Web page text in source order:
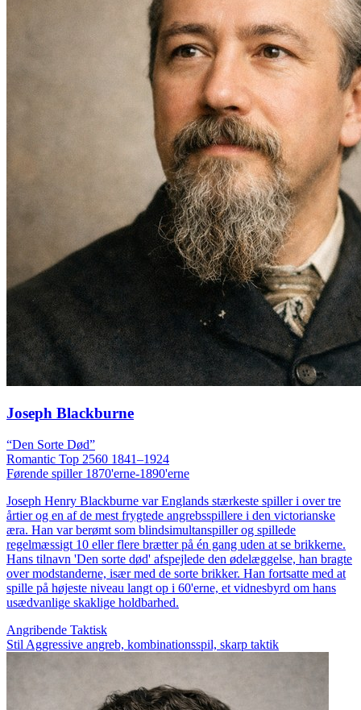
Joseph Blackburne
“Den Sorte Død”
Romantic Top 2560 1841–1924
Førende spiller 1870'erne-1890'erne
Joseph Henry Blackburne var Englands stærkeste spiller i over tre
årtier og en af de mest frygtede angrebsspillere i den victorianske
æra. Han var berømt som blindsimultanspiller og spillede
regelmæssigt 10 eller flere brætter på én gang uden at se brikkerne.
Hans tilnavn 'Den sorte død' afspejlede den ødelæggelse, han bragte
over modstanderne, især med de sorte brikker. Han fortsatte med at
spille på højeste niveau langt op i 60'erne, et vidnesbyrd om hans
usædvanlige skaklige holdbarhed.
Angribende Taktisk
Stil Aggressive angreb, kombinationsspil, skarp taktik